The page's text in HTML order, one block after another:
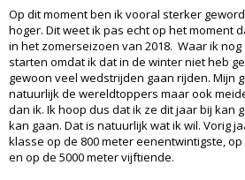
Op dit moment ben ik vooral sterker
hoger. Dit weet ik pas echt op het moment
in het zomerseizoen van 2018. Waar ik
starten omdat ik dat in de winter niet heb
gewoon veel wedstrijden gaan rijden. Mijn
natuurlijk de wereldtoppers maar ook
dan ik. Ik hoop dus dat ik ze dit jaar bij kan
kan gaan. Dat is natuurlijk wat ik wil. Vorig
klasse op de 800 meter eenentwintigste,
en op de 5000 meter vijftiende.